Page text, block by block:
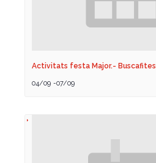
Activitats festa Major.- Buscafites
04/09 -07/09